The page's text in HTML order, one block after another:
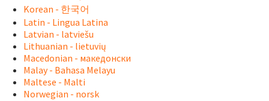
Korean - 한국어
Latin - Lingua Latina
Latvian - latviešu
Lithuanian - lietuvių
Macedonian - македонски
Malay - Bahasa Melayu
Maltese - Malti
Norwegian - norsk